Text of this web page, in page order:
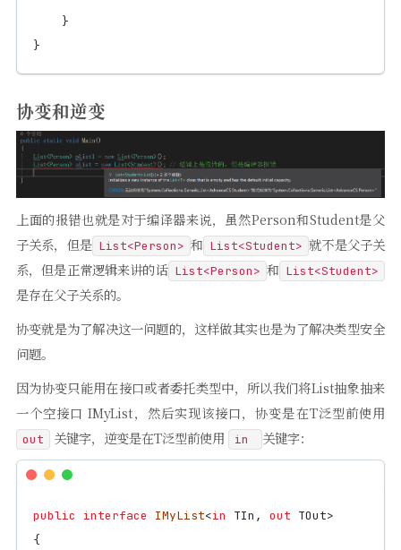
}
}
协变和逆变
上面的报错也就是对于编译器来说，虽然Person和Student是父
子关系，但是 List<Person> 和 List<Student> 就不是父子关
系，但是正常逻辑来讲的话 List<Person> 和 List<Student>
是存在父子关系的。
协变就是为了解决这一问题的，这样做其实也是为了解决类型安全
问题。
因为协变只能用在接口或者委托类型中，所以我们将List抽象抽来
一个空接口 IMyList，然后实现该接口，协变是在T泛型前使用
out 关键字，逆变是在T泛型前使用 in 关键字：
public interface IMyList<in TIn , out TOut>
{